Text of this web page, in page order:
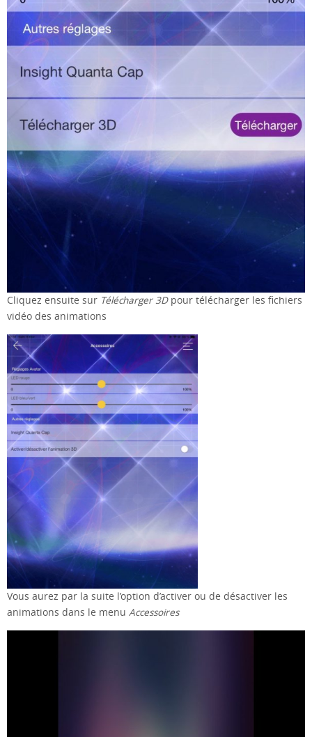
Cliquez ensuite sur Télécharger 3Dpour télécharger les fichiers
vidéo des animations
Vous aurez par la suite l’option d’activer ou de désactiver les
animations dans le menu Accessoires